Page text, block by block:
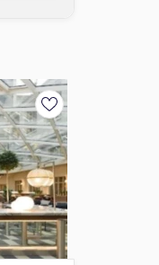
Ajouter aux favoris